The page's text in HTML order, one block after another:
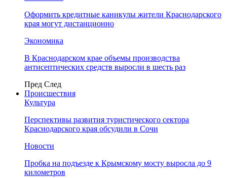
Оформить кредитные каникулы жители Краснодарского
края могут дистанционно
Экономика
В Краснодарском крае объемы производства
антисептических средств выросли в шесть раз
Пред След
Происшествия
Культура
Перспективы развития туристического сектора
Краснодарского края обсудили в Сочи
Новости
Пробка на подъезде к Крымскому мосту выросла до 9
километров